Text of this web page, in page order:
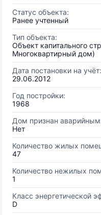
Статус объекта:
Ранее учтенный
Тип объекта:
Объект капитального
Многоквартирный дом)
Дата постановки на учёт:
29.06.2012
Год постройки:
1968
Дом признан
Нет
Количество жилых
47
Количество нежилых
1
Класс энергетической
D